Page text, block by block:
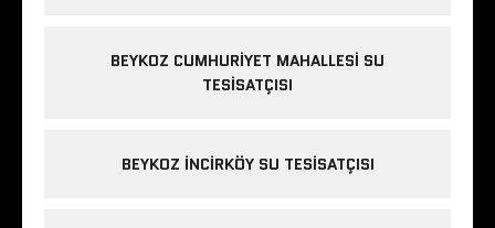
BEYKOZ CUMHURIYET MAHALLESI SU
TESISATÇISI
BEYKOZ INCIRKÖY SU TESISATÇISI